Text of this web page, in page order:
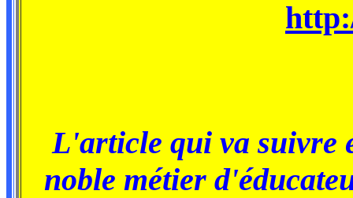
L'article qui va suivre
noble métier